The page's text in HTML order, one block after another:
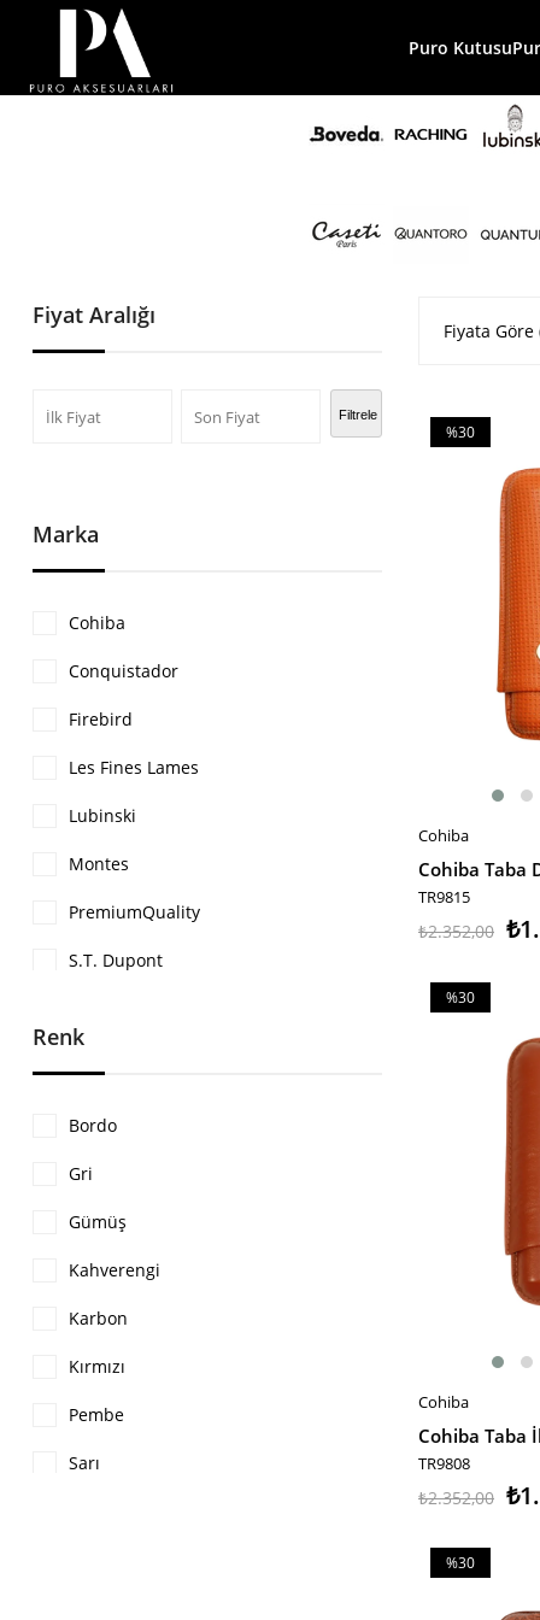
Puro Kutusu
Fiyat Aralığı
Filtrele
Marka
Cohiba
Conquistador
Firebird
Les Fines Lames
Lubinski
Montes
PremiumQuality
S.T. Dupont
Renk
Bordo
Gri
Gümüş
Kahverengi
Karbon
Kırmızı
Pembe
Sarı
Fiyata
SEPETE EKLE
%30
%30İndirim
Cohiba
TR9815
₺2.352,00
SEPETE EKLE
%30
Cohiba
Cohiba Taba
TR9808
₺2.352,00
%30